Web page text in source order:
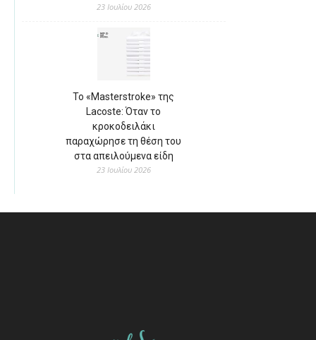
23 Ιουλίου 2026
Το «Masterstroke» της
Lacoste: Όταν το
κροκοδειλάκι
παραχώρησε τη θέση του
στα απειλούμενα είδη
23 Ιουλίου 2026